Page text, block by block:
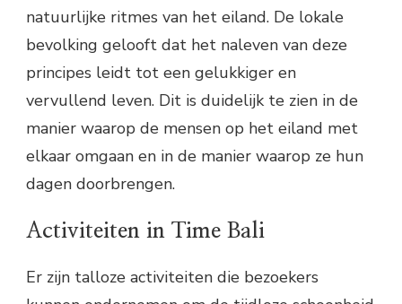
natuurlijke ritmes van het eiland. De lokale
bevolking gelooft dat het naleven van deze
principes leidt tot een gelukkiger en
vervullend leven. Dit is duidelijk te zien in de
manier waarop de mensen op het eiland met
elkaar omgaan en in de manier waarop ze hun
dagen doorbrengen.
Activiteiten in Time Bali
Er zijn talloze activiteiten die bezoekers